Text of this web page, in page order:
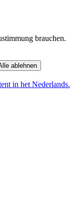
brauchen.
ablehnen
in het Nederlands.